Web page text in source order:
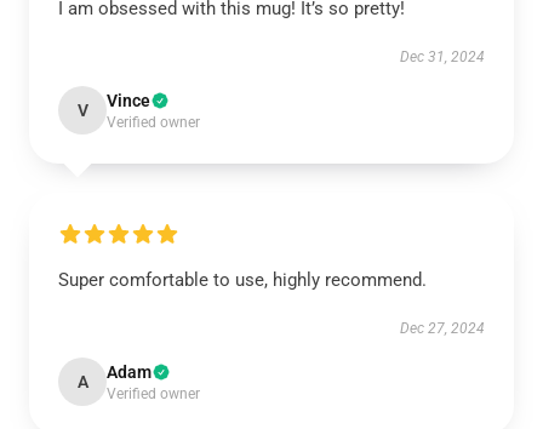
I am obsessed with this mug! It’s so pretty!
Dec 31, 2024
V Vince
Verified owner
Super comfortable to use, highly recommend.
Dec 27, 2024
A Adam
Verified owner